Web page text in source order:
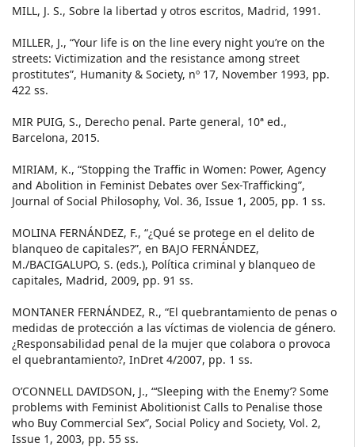
MILL, J. S., Sobre la libertad y otros escritos, Madrid, 1991.
MILLER, J., “Your life is on the line every night you’re on the
streets: Victimization and the resistance among street
prostitutes”, Humanity & Society, nº 17, November 1993, pp.
422 ss.
MIR PUIG, S., Derecho penal. Parte general, 10ª ed.,
Barcelona, 2015.
MIRIAM, K., “Stopping the Traffic in Women: Power, Agency
and Abolition in Feminist Debates over Sex-Trafficking”,
Journal of Social Philosophy, Vol. 36, Issue 1, 2005, pp. 1 ss.
MOLINA FERNÁNDEZ, F., “¿Qué se protege en el delito de
blanqueo de capitales?”, en BAJO FERNÁNDEZ,
M./BACIGALUPO, S. (eds.), Política criminal y blanqueo de
capitales, Madrid, 2009, pp. 91 ss.
MONTANER FERNÁNDEZ, R., “El quebrantamiento de penas o
medidas de protección a las víctimas de violencia de género.
¿Responsabilidad penal de la mujer que colabora o provoca
el quebrantamiento?, InDret 4/2007, pp. 1 ss.
O’CONNELL DAVIDSON, J., “‘Sleeping with the Enemy’? Some
problems with Feminist Abolitionist Calls to Penalise those
who Buy Commercial Sex”, Social Policy and Society, Vol. 2,
Issue 1, 2003, pp. 55 ss.